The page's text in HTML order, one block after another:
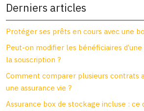
Derniers articles
Protéger ses prêts en cours avec une
Peut-on modifier les bénéficiaires d’une
la souscription ?
Comment comparer plusieurs contrats
une assurance vie ?
Assurance box de stockage incluse : ce